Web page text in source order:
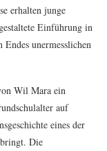
erhalten junge
Einführung in
unermesslichen
Wil Mara ein
auf
eines der
Die